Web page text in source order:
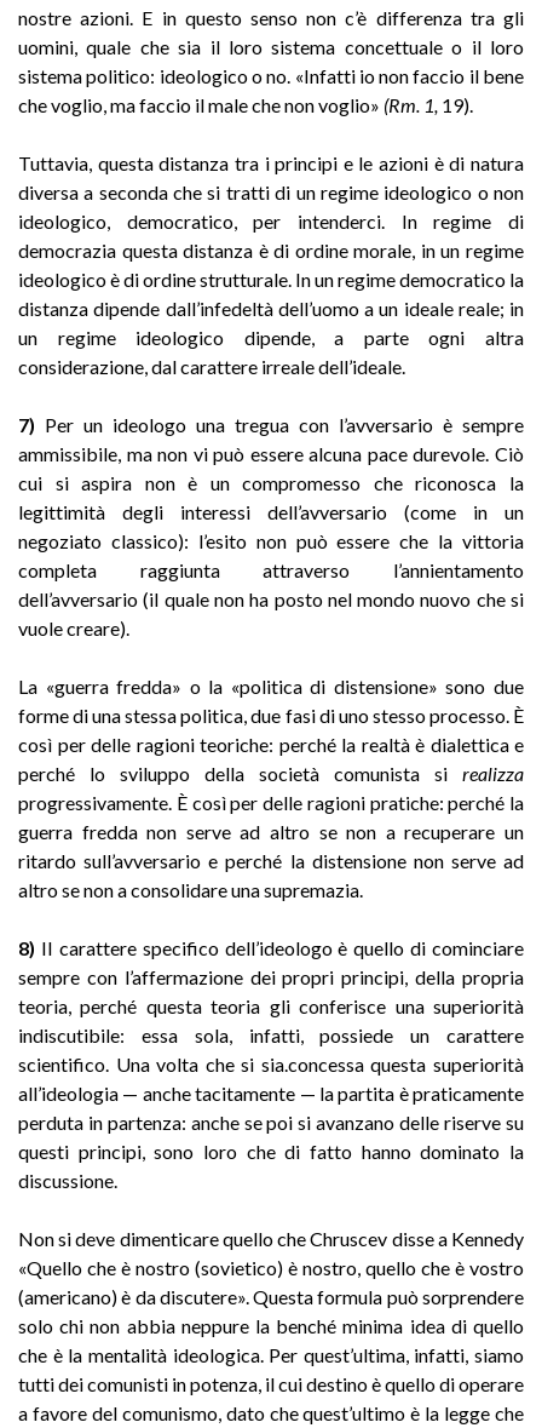
nostre azioni. E in questo senso non c’è differenza tra gli
uomini, quale che sia il loro sistema concettuale o il loro
sistema politico: ideologico o no. «Infatti io non faccio il bene
che voglio, ma faccio il male che non voglio» (Rm. 1, 19).
Tuttavia, questa distanza tra i principi e le azioni è di natura
diversa a seconda che si tratti di un regime ideologico o non
ideologico, democratico, per intenderci. In regime di
democrazia questa distanza è di ordine morale, in un regime
ideologico è di ordine strutturale. In un regime democratico la
distanza dipende dall’infedeltà dell’uomo a un ideale reale; in
un regime ideologico dipende, a parte ogni altra
considerazione, dal carattere irreale dell’ideale.
7) Per un ideologo una tregua con l’avversario è sempre
ammissibile, ma non vi può essere alcuna pace durevole. Ciò
cui si aspira non è un compromesso che riconosca la
legittimità degli interessi dell’avversario (come in un
negoziato classico): l’esito non può essere che la vittoria
completa raggiunta attraverso l’annientamento
dell’avversario (il quale non ha posto nel mondo nuovo che si
vuole creare).
La «guerra fredda» o la «politica di distensione» sono due
forme di una stessa politica, due fasi di uno stesso processo. È
così per delle ragioni teoriche: perché la realtà è dialettica e
perché lo sviluppo della società comunista si realizza
progressivamente. È così per delle ragioni pratiche: perché la
guerra fredda non serve ad altro se non a recuperare un
ritardo sull’avversario e perché la distensione non serve ad
altro se non a consolidare una supremazia.
8) II carattere specifico dell’ideologo è quello di cominciare
sempre con l’affermazione dei propri principi, della propria
teoria, perché questa teoria gli conferisce una superiorità
indiscutibile: essa sola, infatti, possiede un carattere
scientifico. Una volta che si sia.concessa questa superiorità
all’ideologia — anche tacitamente — la partita è praticamente
perduta in partenza: anche se poi si avanzano delle riserve su
questi principi, sono loro che di fatto hanno dominato la
discussione.
Non si deve dimenticare quello che Chruscev disse a Kennedy
«Quello che è nostro (sovietico) è nostro, quello che è vostro
(americano) è da discutere». Questa formula può sorprendere
solo chi non abbia neppure la benché minima idea di quello
che è la mentalità ideologica. Per quest’ultima, infatti, siamo
tutti dei comunisti in potenza, il cui destino è quello di operare
a favore del comunismo, dato che quest’ultimo è la legge che